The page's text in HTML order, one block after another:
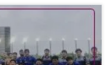
BtoBマーケティング